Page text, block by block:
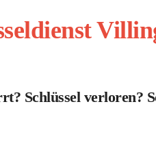
Schlüssel verloren?